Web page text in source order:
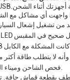
بقطعة قماش جافة.